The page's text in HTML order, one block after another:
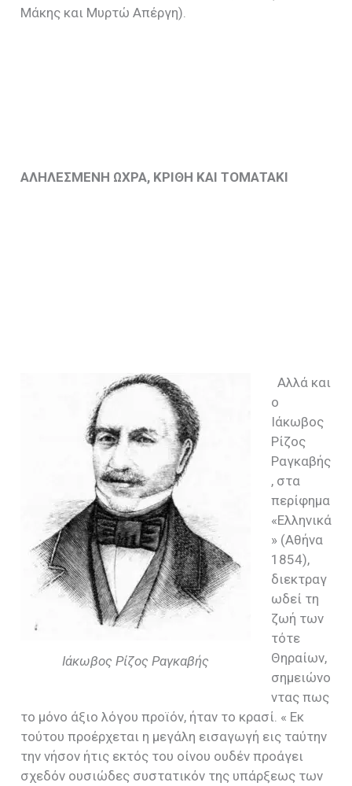
Μάκης και Μυρτώ Απέργη).
ΑΛΗΛΕΣΜΕΝΗ ΩΧΡΑ, ΚΡΙΘΗ ΚΑΙ ΤΟΜΑΤΑΚΙ
Ιάκωβος Ρίζος Ραγκαβής
Αλλά και
ο
Ιάκωβος
Ρίζος
Ραγκαβής
, στα
περίφημα
«Ελληνικά
» (Αθήνα
1854),
διεκτραγ
ωδεί τη
ζωή των
τότε
Θηραίων,
σημειώνο
ντας πως
το μόνο άξιο λόγου προϊόν, ήταν το κρασί. « Εκ
τούτου προέρχεται η μεγάλη εισαγωγή εις ταύτην
την νήσον ήτις εκτός του οίνου ουδέν προάγει
σχεδόν ουσιώδες συστατικόν της υπάρξεως των